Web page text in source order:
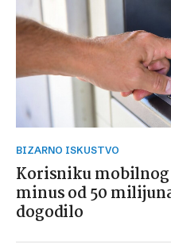
BIZARNO ISKUSTVO
Korisniku
minus od 50
dogodilo